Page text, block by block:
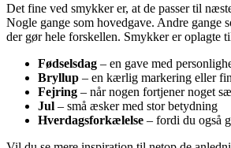
Det fine ved smykker er, at de passer til
Nogle gange som hovedgave. Andre gange
der gør hele forskellen. Smykker er oplagte
Fødselsdag – en gave med
Bryllup – en kærlig markering eller
Fejring – når nogen fortjener noget
Jul – små æsker med stor betydning
Hverdagsforkælelse – fordi du også